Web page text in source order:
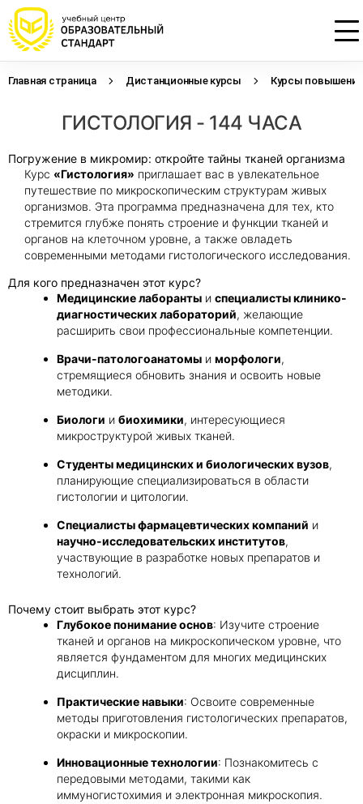
Главная страница Дистанционные курсы Курсы повышения
ГИСТОЛОГИЯ - 144 ЧАСА
Погружение в микромир: откройте тайны тканей организма
Курс «Гистология» приглашает вас в увлекательное
путешествие по микроскопическим структурам живых
организмов. Эта программа предназначена для тех, кто
стремится глубже понять строение и функции тканей и
органов на клеточном уровне, а также овладеть
современными методами гистологического исследования.
Для кого предназначен этот курс?
Медицинские лаборанты и специалисты клинико-
диагностических лабораторий, желающие
расширить свои профессиональные компетенции.
Врачи-патологоанатомы и морфологи,
стремящиеся обновить знания и освоить новые
методики.
Биологи и биохимики, интересующиеся
микроструктурой живых тканей.
Студенты медицинских и биологических вузов,
планирующие специализироваться в области
гистологии и цитологии.
Специалисты фармацевтических компаний и
научно-исследовательских институтов,
участвующие в разработке новых препаратов и
технологий.
Почему стоит выбрать этот курс?
Глубокое понимание основ: Изучите строение
тканей и органов на микроскопическом уровне, что
является фундаментом для многих медицинских
дисциплин.
Практические навыки: Освоите современные
методы приготовления гистологических препаратов,
окраски и микроскопии.
Инновационные технологии: Познакомитесь с
передовыми методами, такими как
иммуногистохимия и электронная микроскопия.
Оставьте свои данные, наши специалисты
Приложите документы
Получить консультацию
Даю согласие наобработку персональных
данныхиe-mail рассылку
Оставьте свои данные, наши специалисты
Приложите документы
Получить консультацию
Даю согласие наобработку персональных
данныхиe-mail рассылку
начислением баллов 14 ЗЕТ
Оставьте свои данные, наши специалисты
проконсультируют Вас
Даю согласие наобработку персональных
данныхиe-mail рассылку